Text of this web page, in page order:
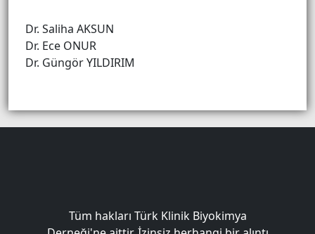
Dr. Saliha AKSUN
Dr. Ece ONUR
Dr. Güngör YILDIRIM
Tüm hakları Türk Klinik Biyokimya